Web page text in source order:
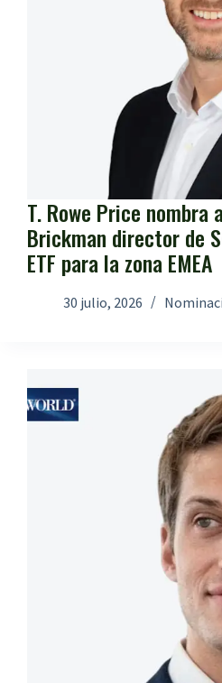
T. Rowe Price nombra
Brickman director de
ETF para la zona EMEA
30 julio, 2026